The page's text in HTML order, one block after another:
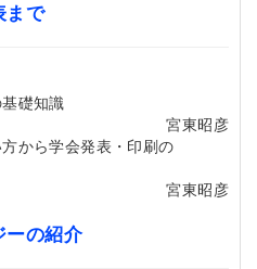
まで
礎知識
宮東昭彦
から学会発表・印刷の
宮東昭彦
の紹介